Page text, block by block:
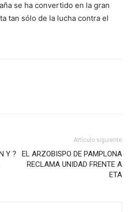
se ha convertido en la gran
tan sólo de la lucha contra el
Y ?
Artículo siguiente
EL ARZOBISPO DE PAMPLONA
RECLAMA UNIDAD FRENTE A
ETA